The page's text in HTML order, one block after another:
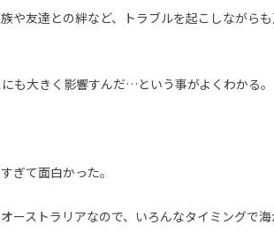
や友達との絆など、トラブルを起こしながら
も大きく影響すんだ…という事がよくわかる。
ぎて面白かった。
ーストラリアなので、いろんなタイミングで